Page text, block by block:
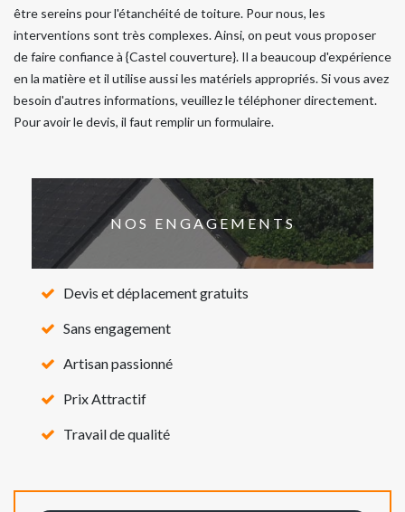
être sereins pour l'étanchéité de toiture. Pour nous, les
interventions sont très complexes. Ainsi, on peut vous proposer
de faire confiance à {Castel couverture}. Il a beaucoup d'expérience
en la matière et il utilise aussi les matériels appropriés. Si vous avez
besoin d'autres informations, veuillez le téléphoner directement.
Pour avoir le devis, il faut remplir un formulaire.
NOS ENGAGEMENTS
Devis et déplacement gratuits
Sans engagement
Artisan passionné
Prix Attractif
Travail de qualité